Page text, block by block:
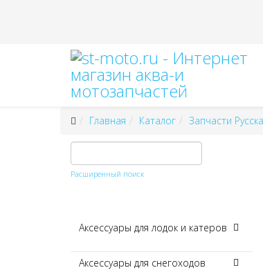
Главная Каталог Запчасти
Расширенный поиск
Аксессуары для лодок и катеров
Аксессуары для снегоходов